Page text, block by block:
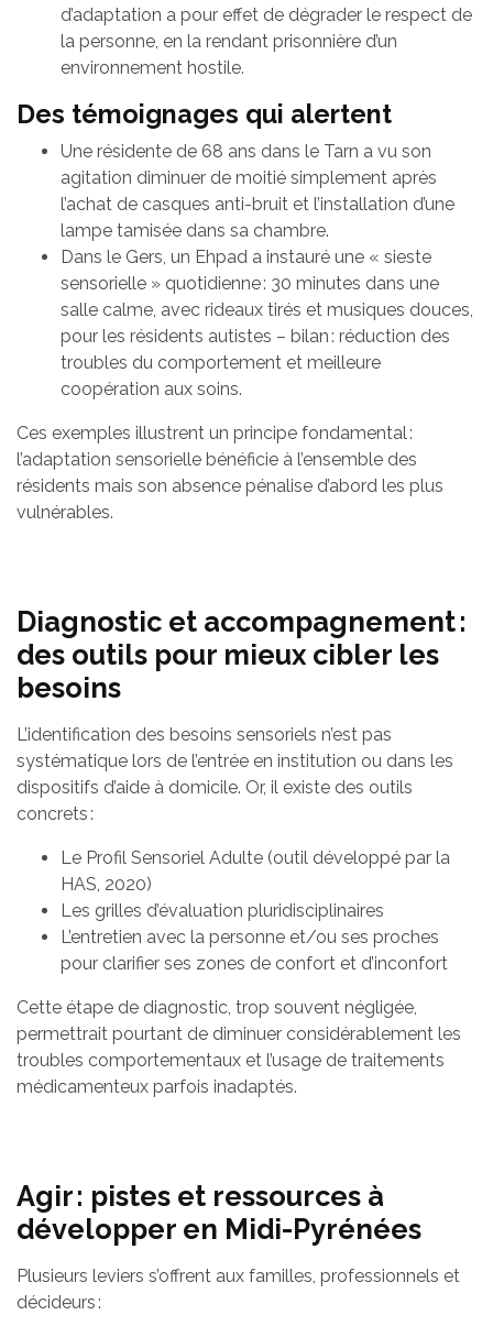
d’adaptation a pour effet de dégrader le respect de
la personne, en la rendant prisonnière d’un
environnement hostile.
Des témoignages qui alertent
Une résidente de 68 ans dans le Tarn a vu son
agitation diminuer de moitié simplement après
l’achat de casques anti-bruit et l’installation d’une
lampe tamisée dans sa chambre.
Dans le Gers, un Ehpad a instauré une « sieste
sensorielle » quotidienne : 30 minutes dans une
salle calme, avec rideaux tirés et musiques douces,
pour les résidents autistes – bilan : réduction des
troubles du comportement et meilleure
coopération aux soins.
Ces exemples illustrent un principe fondamental :
l’adaptation sensorielle bénéficie à l’ensemble des
résidents mais son absence pénalise d’abord les plus
vulnérables.
Diagnostic et accompagnement :
des outils pour mieux cibler les
besoins
L’identification des besoins sensoriels n’est pas
systématique lors de l’entrée en institution ou dans les
dispositifs d’aide à domicile. Or, il existe des outils
concrets :
Le Profil Sensoriel Adulte (outil développé par la
HAS, 2020)
Les grilles d’évaluation pluridisciplinaires
L’entretien avec la personne et/ou ses proches
pour clarifier ses zones de confort et d’inconfort
Cette étape de diagnostic, trop souvent négligée,
permettrait pourtant de diminuer considérablement les
troubles comportementaux et l’usage de traitements
médicamenteux parfois inadaptés.
Agir : pistes et ressources à
développer en Midi-Pyrénées
Plusieurs leviers s’offrent aux familles, professionnels et
décideurs :